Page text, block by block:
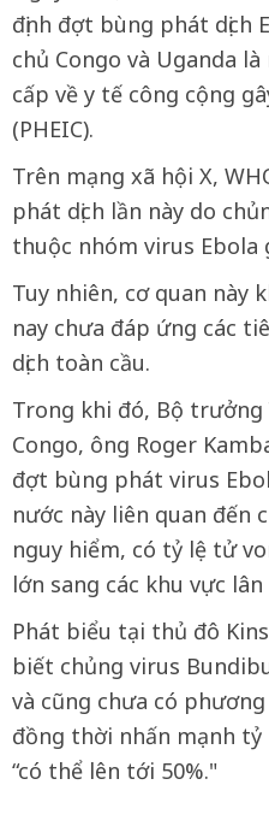
định đợt bùng phát dịch
chủ Congo và Uganda
cấp về y tế công cộng
(PHEIC).
Trên mạng xã hội X,
phát dịch lần này do
thuộc nhóm virus Ebola
Tuy nhiên, cơ quan này
nay chưa đáp ứng các
dịch toàn cầu.
Trong khi đó, Bộ trưởng
Congo, ông Roger
đợt bùng phát virus
nước này liên quan đến
nguy hiểm, có tỷ lệ tử
lớn sang các khu vực lân
Phát biểu tại thủ đô
biết chủng virus
và cũng chưa có
đồng thời nhấn mạnh
“có thể lên tới 50%."